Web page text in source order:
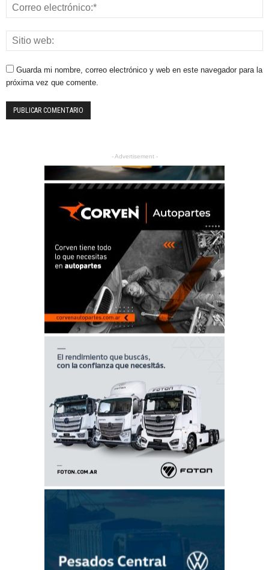
Guarda mi nombre, correo electrónico y web en este navegador para la
próxima vez que comente.
- Advertisement -